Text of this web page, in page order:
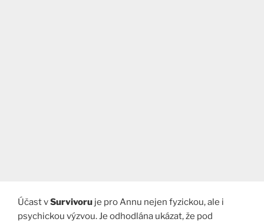
Účast vSurvivoru je pro Annu nejen fyzickou, ale i
psychickou výzvou. Je odhodlána ukázat, že pod